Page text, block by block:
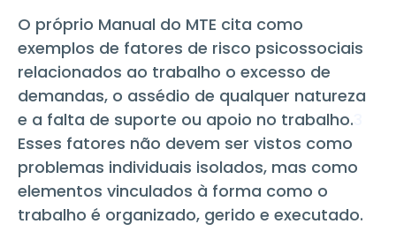
O próprio Manual do MTE cita como
exemplos de fatores de risco psicossociais
relacionados ao trabalho o excesso de
demandas, o assédio de qualquer natureza
e a falta de suporte ou apoio no trabalho.
Esses fatores não devem ser vistos como
problemas individuais isolados, mas como
elementos vinculados à forma como o
trabalho é organizado, gerido e executado.